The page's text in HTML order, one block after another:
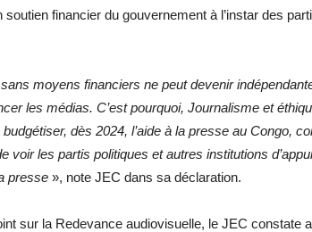
soutien financier du gouvernement à l’instar des
moyens financiers ne peut devenir
les médias. C’est pourquoi, Journalisme et
dès 2024, l’aide à la presse au Congo,
voir les partis politiques et autres institutions
presse », note JEC dans sa déclaration.
sur la Redevance audiovisuelle, le JEC constate